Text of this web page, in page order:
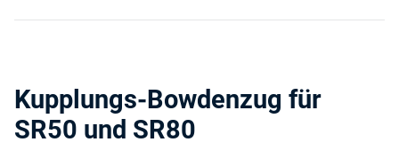
Kupplungs-Bowdenzug für
SR50 und SR80